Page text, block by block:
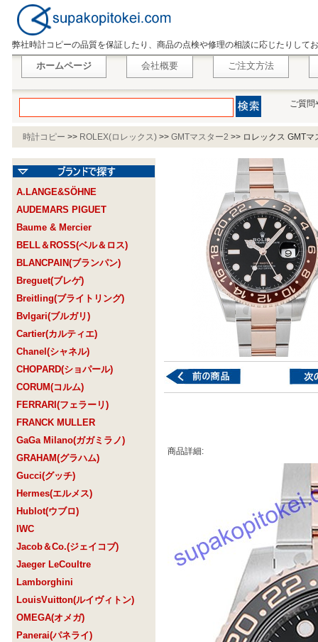
弊社時計コピーの品質を保証したり、商品の点検や修理の相談に応じたりして
ホームページ 会社概要 ご注文方法
ご質問
時計コピー >> ROLEX(ロレックス) >> GMTマスター2 >> ロレックス GMT
A.LANGE&SÖHNE
AUDEMARS PIGUET
Baume & Mercier
BELL＆ROSS(ベル＆ロス)
BLANCPAIN(ブランパン)
Breguet(ブレゲ)
Breitling(ブライトリング)
Bvlgari(ブルガリ)
Cartier(カルティエ)
Chanel(シャネル)
CHOPARD(ショパール)
CORUM(コルム)
FERRARI(フェラーリ)
FRANCK MULLER
GaGa Milano(ガガミラノ)
GRAHAM(グラハム)
Gucci(グッチ)
Hermes(エルメス)
Hublot(ウブロ)
IWC
Jacob＆Co.(ジェイコブ)
Jaeger LeCoultre
Lamborghini
LouisVuitton(ルイヴィトン)
OMEGA(オメガ)
Panerai(パネライ)
商品詳細: